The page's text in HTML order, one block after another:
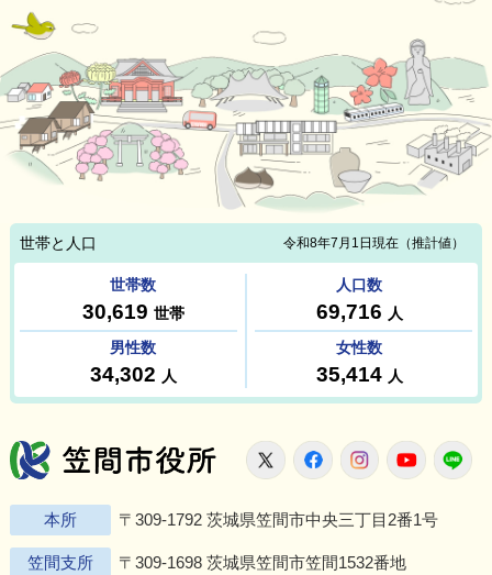
笠間市役所
X FacebookInstagram
本所 〒309-1792 茨城県笠間市中央三丁目2番1号
笠間支所 〒309-1698 茨城県笠間市笠間1532番地